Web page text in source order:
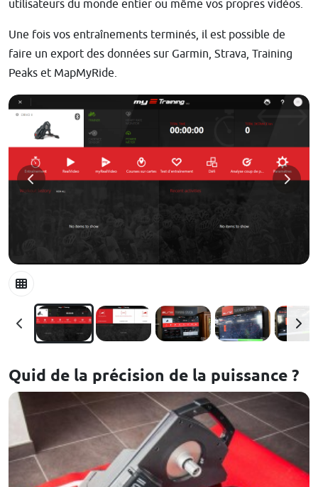
utilisateurs du monde entier ou même vos propres vidéos.
Une fois vos entraînements terminés, il est possible de
faire un export des données sur Garmin, Strava, Training
Peaks et MapMyRide.
Quid de la précision de la puissance ?